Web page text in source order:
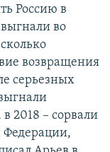
Россию в
во
возвращения
серьезных
2018 – сорвали
Федерации,